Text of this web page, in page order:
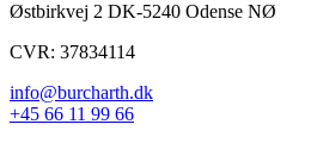
Østbirkvej 2 DK-5240 Odense NØ
CVR: 37834114
info@burcharth.dk
+45 66 11 99 66